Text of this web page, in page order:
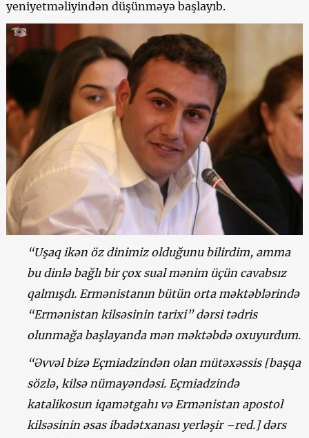
yeniyetməliyindən düşünməyə başlayıb.
“Uşaq ikən öz dinimiz olduğunu bilirdim, amma
bu dinlə bağlı bir çox sual mənim üçün cavabsız
qalmışdı. Ermənistanın bütün orta məktəblərində
“Ermənistan kilsəsinin tarixi” dərsi tədris
olunmağa başlayanda mən məktəbdə oxuyurdum.
“Əvvəl bizə Eçmiadzindən olan mütəxəssis [başqa
sözlə, kilsə nümayəndəsi. Eçmiadzində
katalikosun iqamətgahı və Ermənistan apostol
kilsəsinin əsas ibadətxanası yerləşir –red.] dərs